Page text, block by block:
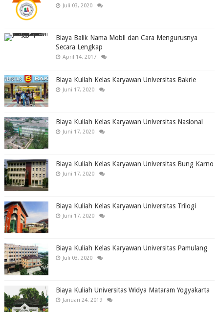
Juli 03, 2020
Biaya Balik Nama Mobil dan Cara Mengurusnya
Secara Lengkap
April 14, 2017
Biaya Kuliah Kelas Karyawan Universitas Bakrie
Juni 17, 2020
Biaya Kuliah Kelas Karyawan Universitas Nasional
Juni 17, 2020
Biaya Kuliah Kelas Karyawan Universitas Bung Karno
Juni 17, 2020
Biaya Kuliah Kelas Karyawan Universitas Trilogi
Juni 17, 2020
Biaya Kuliah Kelas Karyawan Universitas Pamulang
Juli 03, 2020
Biaya Kuliah Universitas Widya Mataram Yogyakarta
Januari 24, 2019